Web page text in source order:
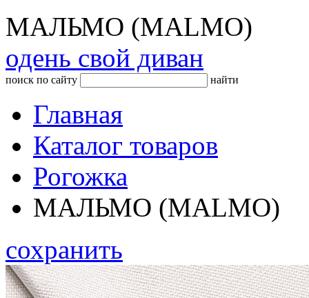
МАЛЬМО (MALMO)
одень свой диван
поиск по сайту найти
Главная
Каталог товаров
Рогожка
МАЛЬМО (MALMO)
сохранить